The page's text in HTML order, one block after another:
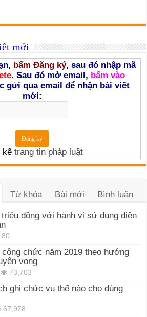
mới
bấm Đăng ký, sau đó nhập mã
. Sau đó mở email, bấm vào
gửi qua email để nhận bài viết
mới:
kếtrang tin pháp luật
Từ khóa Bài mới Bình luận
đồng với hành vi sử dụng điện
chức năm 2019 theo hướng
vọng
73,703
ghi chức vụ thế nào cho đúng
67,978